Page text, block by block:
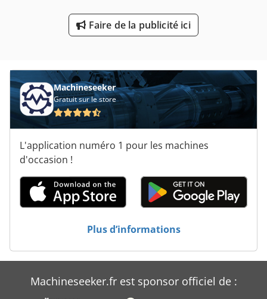
Tourelle De L’étoileFaire de la publicité ici
Machineseeker
Gratuit sur le store
L'application numéro 1 pour les machines
d'occasion !
Plus d’informations
Machineseeker.fr est sponsor officiel de :